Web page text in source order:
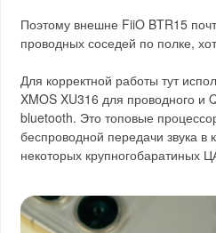
Поэтому внешне FiiO BTR15
проводных соседей по полке,
Для корректной работы тут
XMOS XU316 для проводного и
bluetooth. Это топовые
беспроводной передачи звука в
некоторых крупногобаратиных